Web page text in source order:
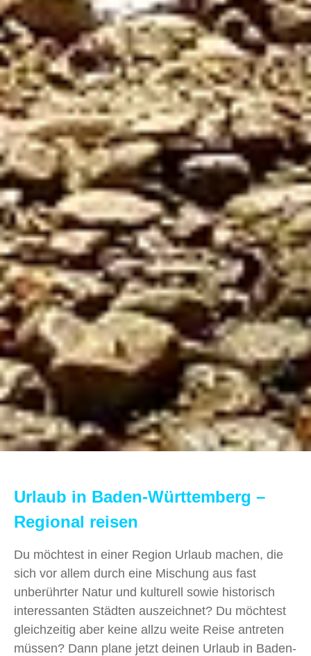
Urlaub in Baden-Württemberg –
Regional reisen
Du möchtest in einer Region Urlaub machen, die
sich vor allem durch eine Mischung aus fast
unberührter Natur und kulturell sowie historisch
interessanten Städten auszeichnet? Du möchtest
gleichzeitig aber keine allzu weite Reise antreten
müssen? Dann plane jetzt deinen Urlaub in Baden-